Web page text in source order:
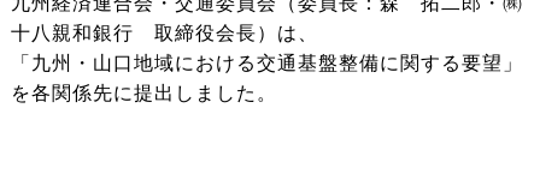
十八親和銀行 取締役会長）は、
「九州・山口地域における交通基盤整備に関する要望」
を各関係先に提出しました。